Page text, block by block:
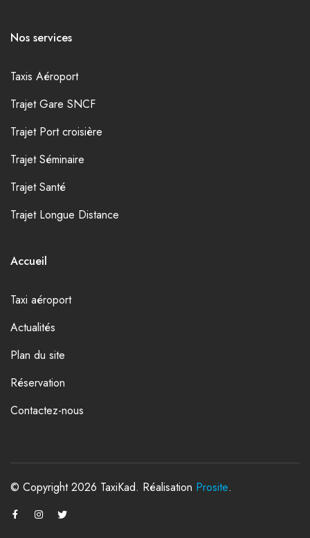
Nos services
Taxis Aéroport
Trajet Gare SNCF
Trajet Port croisière
Trajet Séminaire
Trajet Santé
Trajet Longue Distance
Accueil
Taxi aéroport
Actualités
Plan du site
Réservation
Contactez-nous
© Copyright 2026 TaxiKad. Réalisation Prosite.